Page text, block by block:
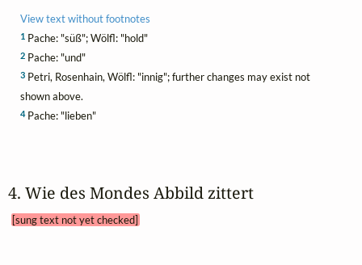
View text without footnotes
1Pache: "süß"; Wölfl: "hold"
2Pache: "und"
3Petri, Rosenhain, Wölfl: "innig"; further changes may exist not
shown above.
4Pache: "lieben"
4. Wie des Mondes Abbild zittert
[sung text not yet checked]